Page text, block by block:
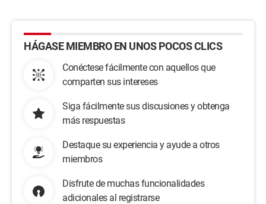
HÁGASE MIEMBRO EN UNOS POCOS CLICS
Conéctese fácilmente con aquellos que
comparten sus intereses
Siga fácilmente sus discusiones y obtenga
más respuestas
Destaque su experiencia y ayude a otros
miembros
Disfrute de muchas funcionalidades
adicionales al registrarse